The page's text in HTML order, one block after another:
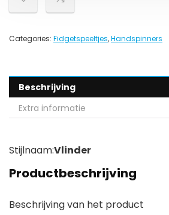
Categories: Fidgetspeeltjes,Handspinners
Beschrijving
Extra informatie
Stijlnaam:Vlinder
Productbeschrijving
Beschrijving van het product